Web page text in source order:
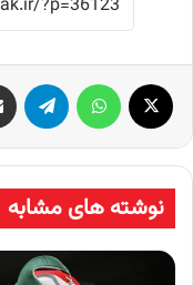
نوشته های مشابه